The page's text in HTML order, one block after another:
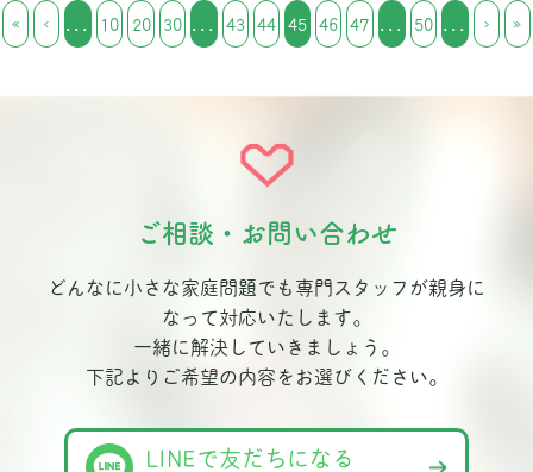
« ‹ ... 10 20 30 ... 43 44 45 46 47 ... 50 ... › »
ご相談・お問い合わせ
どんなに小さな家庭問題でも専門スタッフが親身に
なって対応いたします。
一緒に解決していきましょう。
下記よりご希望の内容をお選びください。
LINEで友だちになる